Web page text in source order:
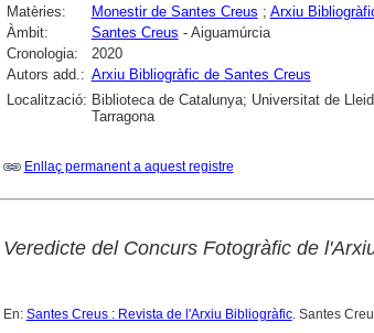
Matèries:
Monestir de Santes Creus ; Arxiu
Àmbit:
Santes Creus - Aiguamúrcia
Cronologia:
2020
Autors add.: Arxiu Bibliogràfic de Santes Creus
Localització: Biblioteca de Catalunya; Universitat de
Tarragona
Enllaç permanent a aquest registre
Veredicte del Concurs Fotogràfic de
En: Santes Creus : Revista de l'Arxiu Bibliogràfic. Santes